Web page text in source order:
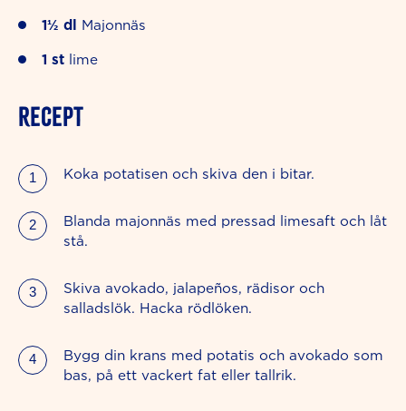
1½ dl Majonnäs
1 st lime
RECEPT
Koka potatisen och skiva den i bitar.
Blanda majonnäs med pressad limesaft och låt
stå.
Skiva avokado, jalapeños, rädisor och
salladslök. Hacka rödlöken.
Bygg din krans med potatis och avokado som
bas, på ett vackert fat eller tallrik.